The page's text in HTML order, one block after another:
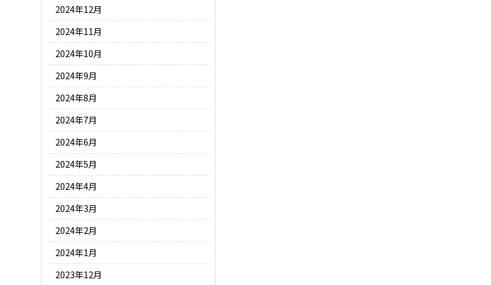
2024年12月
2024年11月
2024年10月
2024年9月
2024年8月
2024年7月
2024年6月
2024年5月
2024年4月
2024年3月
2024年2月
2024年1月
2023年12月